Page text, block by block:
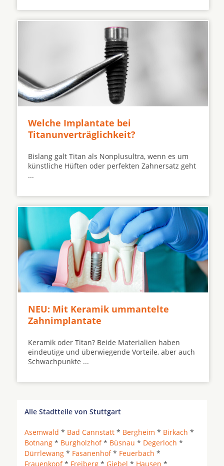
Welche Implantate bei
Titanunverträglichkeit?
Bislang galt Titan als Nonplusultra, wenn es um
künstliche Hüften oder perfekten Zahnersatz geht
...
NEU: Mit Keramik ummantelte
Zahnimplantate
Keramik oder Titan? Beide Materialien haben
eindeutige und überwiegende Vorteile, aber auch
Schwachpunkte ...
Alle Stadtteile von Stuttgart
Asemwald * Bad Cannstatt * Bergheim * Birkach *
Botnang * Burgholzhof* Büsnau * Degerloch *
Dürrlewang * Fasanenhof* Feuerbach *
Frauenkopf* Freiberg * Giebel * Hausen *